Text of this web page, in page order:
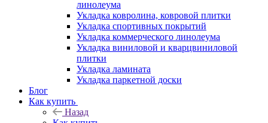
линолеума
Укладка ковролина, ковровой плитки
Укладка спортивных покрытий
Укладка коммерческого линолеума
Укладка виниловой и кварцвиниловой
плитки
Укладка ламината
Укладка паркетной доски
Блог
Как купить
Назад